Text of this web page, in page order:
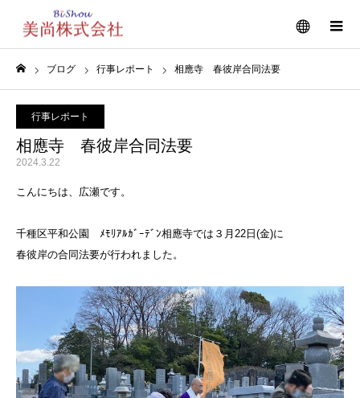
メニュー
ブログ 行事レポート 相應寺 春彼岸合同法要
行事レポート
相應寺 春彼岸合同法要
2024.3.22
こんにちは、広瀬です。
千種区平和公園 ﾒﾓﾘｱﾙｶﾞｰﾃﾞﾝ相應寺では３月22日(金)に
春彼岸の合同法要が行われました。